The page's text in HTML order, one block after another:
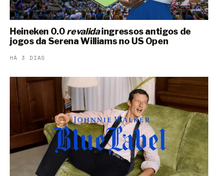
Heineken 0.0revalidaingressos antigos de
jogos da Serena Williams no US Open
HÁ 3 DIAS